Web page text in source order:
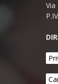
Via